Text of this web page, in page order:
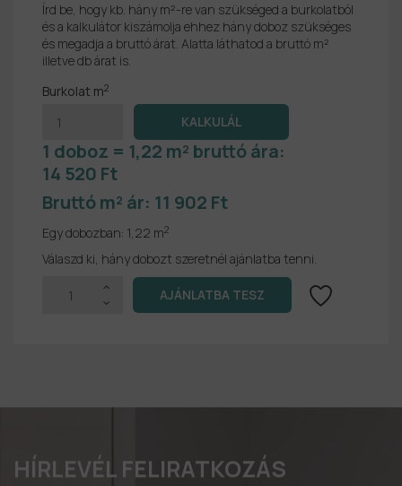
Írd be, hogy kb. hány m²-re van szükséged a burkolatból
és a kalkulátor kiszámolja ehhez hány doboz szükséges
és megadja a bruttó árat. Alatta láthatod a bruttó m²
illetve db árat is.
Burkolat m2
1 doboz = 1,22 m² bruttó ára:
14 520 Ft
Bruttó m² ár: 11 902 Ft
Egy dobozban: 1,22 m2
Válaszd ki, hány dobozt szeretnél ajánlatba tenni.
HÍRLEVÉL FELIRATKOZÁS